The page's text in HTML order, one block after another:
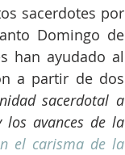
sacerdotes por
Domingo de
han ayudado al
a partir de dos
sacerdotal a
avances de la
el carisma de la